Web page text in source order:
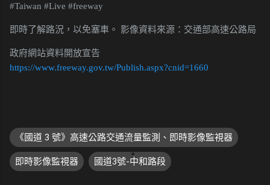
#Taiwan #Live #freeway
即時了解路況，以免塞車。 影像資料來源：交通部高速公路局
政府網站資料開放宣告
https://www.freeway.gov.tw/Publish.aspx?cnid=1660
《國道 3 號》高速公路交通流量監測、即時影像監視器
即時影像監視器 國道3號-中和路段